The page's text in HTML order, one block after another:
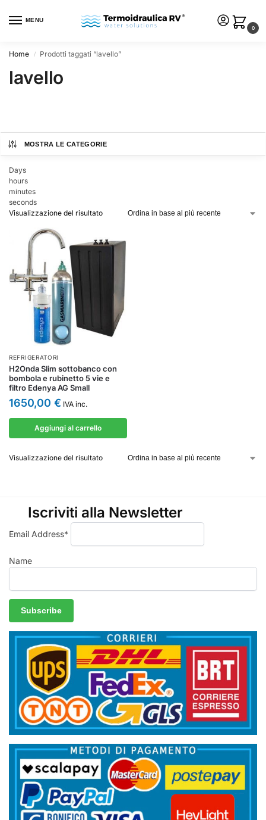
MENU
0
Home / Prodotti taggati “lavello”
lavello
MOSTRA LE CATEGORIE
Days
hours
minutes
seconds
Visualizzazione del risultato
REFRIGERATORI
H2Onda Slim sottobanco con
bombola e rubinetto 5 vie e
filtro Edenya AG Small
1650,00 € IVA inc.
Aggiungi al carrello
Visualizzazione del risultato
Iscriviti alla Newsletter
Email Address*
Name